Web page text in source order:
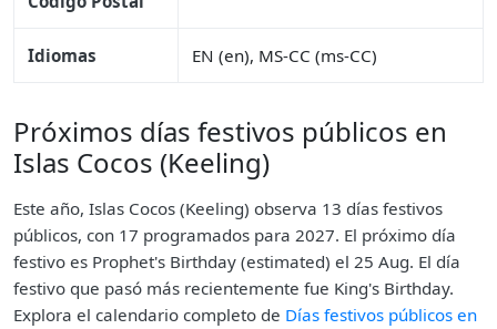
Idiomas EN (en), MS-CC (ms-CC)
Próximos días festivos públicos en
Islas Cocos (Keeling)
Este año, Islas Cocos (Keeling) observa 13 días festivos
públicos, con 17 programados para 2027. El próximo día
festivo es Prophet's Birthday (estimated) el 25 Aug. El día
festivo que pasó más recientemente fue King's Birthday.
Explora el calendario completo de Días festivos públicos en